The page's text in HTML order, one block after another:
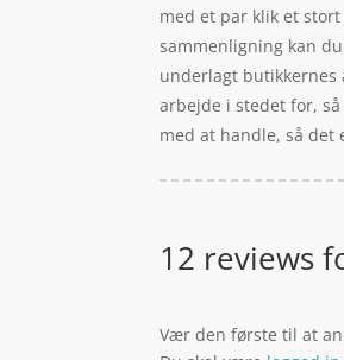
med et par klik et
sammenligning kan
underlagt butikkernes
arbejde i stedet for,
med at handle, så det
12 reviews
Vær den første til at